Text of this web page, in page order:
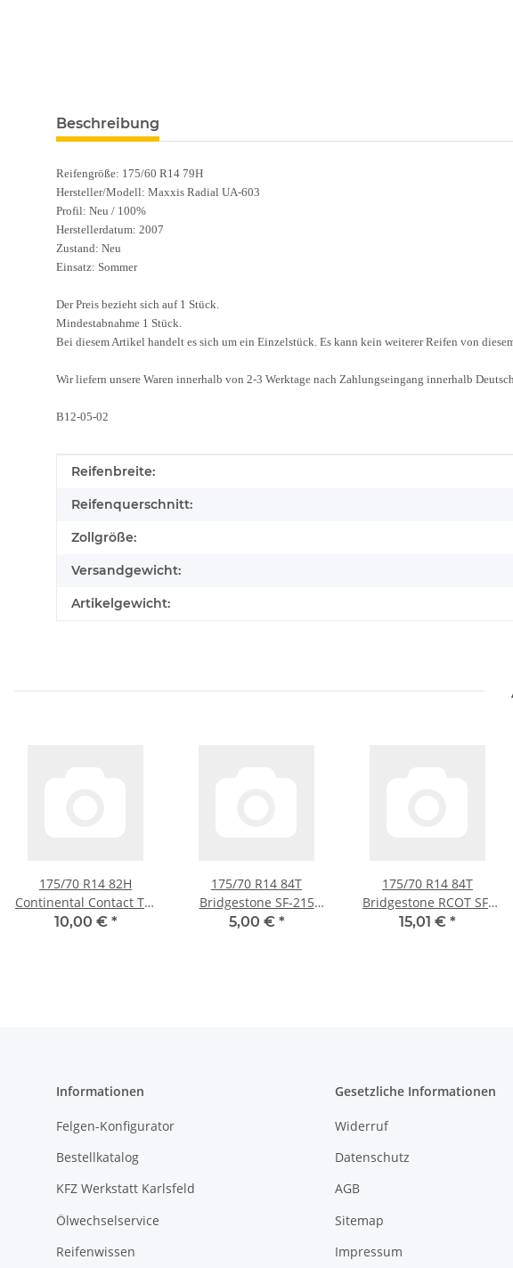
Beschreibung
Reifengröße: 175/60 R14 79H
Hersteller/Modell: Maxxis Radial UA-603
Profil: Neu / 100%
Herstellerdatum: 2007
Zustand: Neu
Einsatz: Sommer
Der Preis bezieht sich auf 1 Stück.
Mindestabnahme 1 Stück.
Bei diesem Artikel handelt es sich um ein Einzelstück. Es kann kein weiterer Reifen von
Wir liefern unsere Waren innerhalb von 2-3 Werktage nach Zahlungseingang innerhalb
B12-05-02
Produkteigenschaft
Wert
Reifenbreite:
Reifenquerschnitt:
Zollgröße:
Versandgewicht:
Artikelgewicht:
175/70 R14 82H
Continental Contact TS-
772 Sommerreifen
10,00 € *
175/70 R14 84T
Bridgestone SF-215
Sommerreifen
5,00 € *
175/70 R14 84T
Bridgestone RCOT SF-
215 Sommerreifen
15,01 € *
Informationen
Felgen-Konfigurator
Bestellkatalog
KFZ Werkstatt Karlsfeld
Ölwechselservice
Reifenwissen
Gesetzliche Informationen
Widerruf
Datenschutz
AGB
Sitemap
Impressum